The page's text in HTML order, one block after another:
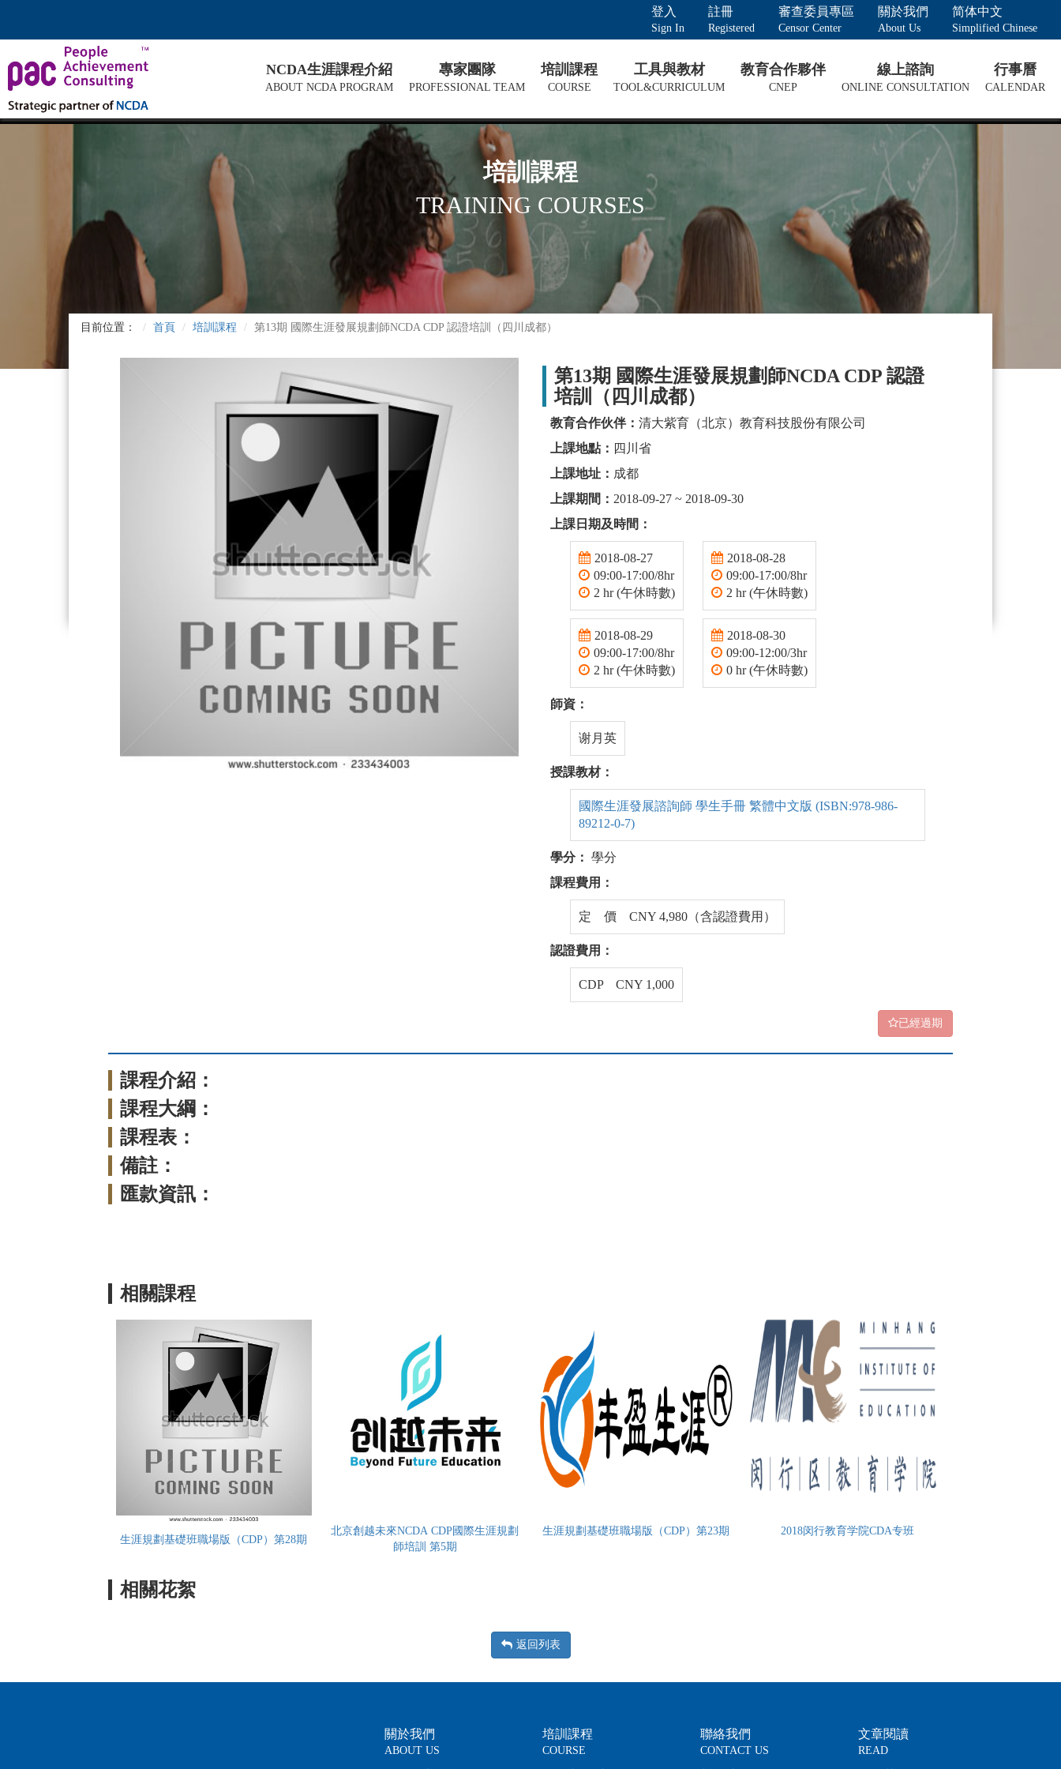
登入
Sign In
註冊
Registered
審查委員專區
Censor Center
關於我們
About Us
简体中文
Simplified Chinese
NCDA生涯課程介紹
ABOUT NCDA PROGRAM
專家團隊
PROFESSIONAL TEAM
培訓課程
COURSE
工具與教材
TOOL&CURRICULUM
教育合作夥伴
CNEP
線上諮詢
ONLINE CONSULTATION
行事曆
CALENDAR
培訓課程
TRAINING COURSES
目前位置： 首頁 培訓課程 第13期 國際生涯發展規劃師NCDA CDP 認證培訓（四川成都）
第13期 國際生涯發展規劃師NCDA CDP 認證
培訓（四川成都）
教育合作伙伴： 清大紫育（北京）教育科技股份有限公司
上課地點： 四川省
上課地址： 成都
上課期間： 2018-09-27 ~ 2018-09-30
上課日期及時間：
2018-08-27
09:00-17:00/8hr
2 hr (午休時數)
2018-08-28
09:00-17:00/8hr
2 hr (午休時數)
2018-08-29
09:00-17:00/8hr
2 hr (午休時數)
2018-08-30
09:00-12:00/3hr
0 hr (午休時數)
師資：
谢月英
授課教材：
國際生涯發展諮詢師 學生手冊 繁體中文版 (ISBN:978-986-
89212-0-7)
學分： 學分
課程費用：
定 價 CNY 4,980（含認證費用）
認證費用：
CDP CNY 1,000
已經過期
課程介紹：
課程大綱：
課程表：
備註：
匯款資訊：
相關課程
生涯規劃基礎班職場版（CDP）第28期
北京創越未來NCDA CDP國際生涯規劃
師培訓 第5期
生涯規劃基礎班職場版（CDP）第23期 2018闵行教育学院CDA专班
相關花絮
返回列表
關於我們
ABOUT US
培訓課程
COURSE
聯絡我們
CONTACT US
文章閱讀
READ